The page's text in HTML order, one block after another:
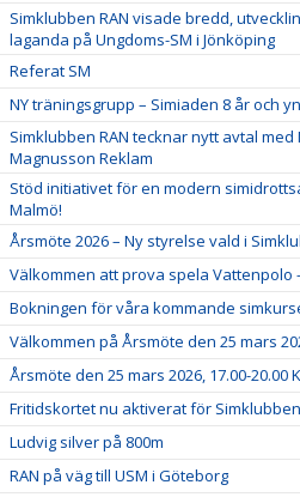
KUL I MALMÖ – RIBBAN 2026
Simklubben RAN visade bredd,
laganda på Ungdoms-SM i Jönköping
Referat SM
NY träningsgrupp – Simiaden 8 år och
Simklubben RAN tecknar nytt avtal med
Magnusson Reklam
Stöd initiativet för en modern
Malmö!
Årsmöte 2026 – Ny styrelse vald i
Välkommen att prova spela Vattenpolo
Bokningen för våra kommande
Välkommen på Årsmöte den 25 mars
Årsmöte den 25 mars 2026, 17.00-20.00
Fritidskortet nu aktiverat för Simklubben
Ludvig silver på 800m
RAN på väg till USM i Göteborg